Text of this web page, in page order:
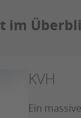
im
KVH
Ein